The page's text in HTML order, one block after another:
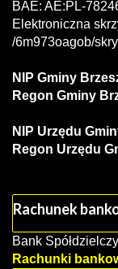
BAE: AE:PL-
Elektroniczna
/6m973oagob/
NIP Gminy
Regon Gminy
NIP Urzędu
Regon Urzędu
Rachunek
Bank
Rachunki